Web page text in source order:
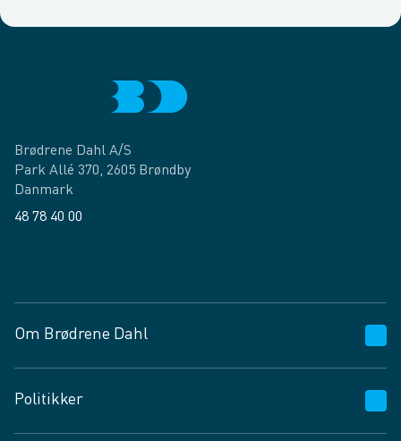
Brødrene Dahl A/S
Park Allé 370, 2605 Brøndby
Danmark
48 78 40 00
Om Brødrene Dahl
Vagttelefon 30 10 89 89
Politikker